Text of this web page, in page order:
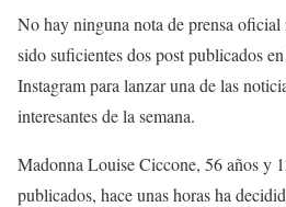
No hay ninguna nota de prensa
sido suficientes dos post publicados
Instagram para lanzar una de las
interesantes de la semana.
Madonna Louise Ciccone, 56 años y
publicados, hace unas horas ha